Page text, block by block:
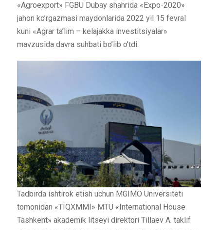
«Agroexport» FGBU Dubay shahrida «Expo-2020»
jahon ko’rgazmasi maydonlarida 2022 yil 15 fevral
kuni «Agrar ta’lim – kelajakka investitsiyalar»
mavzusida davra suhbati bo’lib o’tdi.
Tadbirda ishtirok etish uchun MGIMO Universiteti
tomonidan «TIQXMMI» MTU «International House
Tashkent» akademik litseyi direktori Tillaev A. taklif